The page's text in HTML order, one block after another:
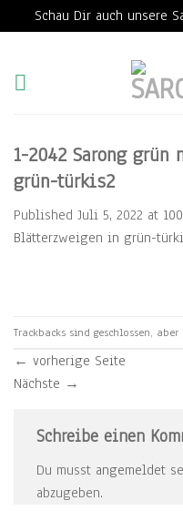
Schau Dir auch unsere
content
1-2042 Sarong
grün-türkis2
Published Juli 5, 2022 at
Blätterzweigen in grün-
Trackbacks sind geschlossen,
← vorherige Seite
Nächste →
Schreibe einen
Du musst angemeldet
abzugeben.